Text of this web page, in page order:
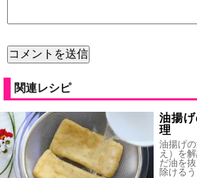
関連レシピ
油揚
理
油揚げ
え）を
だ油を
除ける